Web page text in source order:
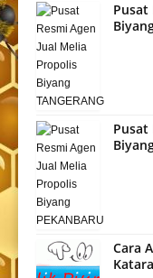
Pusat
Pusat
Cara